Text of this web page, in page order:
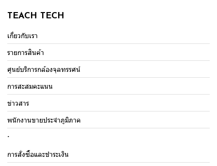
TEACH TECH
เกี่ยวกับเรา
รายการสินค้า
ศูนย์บริการกล้องจุลทรรศน์
การสะสมคะแนน
ข่าวสาร
พนักงานขายประจำภูมิภาค
.
การสั่งซื้อและชำระเงิน